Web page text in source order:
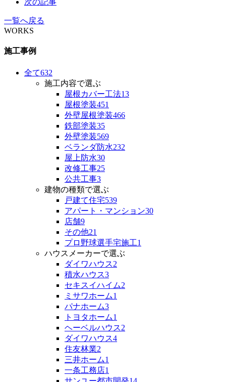
次の記事
一覧へ戻る
WORKS
施工事例
全て632
施工内容で選ぶ
屋根カバー工法13
屋根塗装451
外壁屋根塗装466
鉄部塗装35
外壁塗装569
ベランダ防水232
屋上防水30
改修工事25
公共工事3
建物の種類で選ぶ
戸建て住宅539
アパート・マンション30
店舗9
その他21
プロ野球選手宅施工1
ハウスメーカーで選ぶ
ダイワハウス2
積水ハウス3
セキスイハイム2
ミサワホーム1
パナホーム3
トヨタホーム1
ヘーベルハウス2
ダイワハウス4
住友林業2
三井ホーム1
一条工務店1